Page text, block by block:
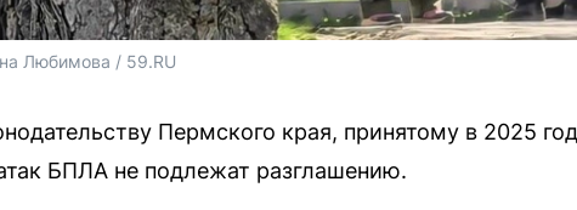
Любимова / 59.RU
Пермского края, принятому в 2025
БПЛА не подлежат разглашению.